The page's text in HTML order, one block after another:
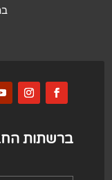
ברשתות